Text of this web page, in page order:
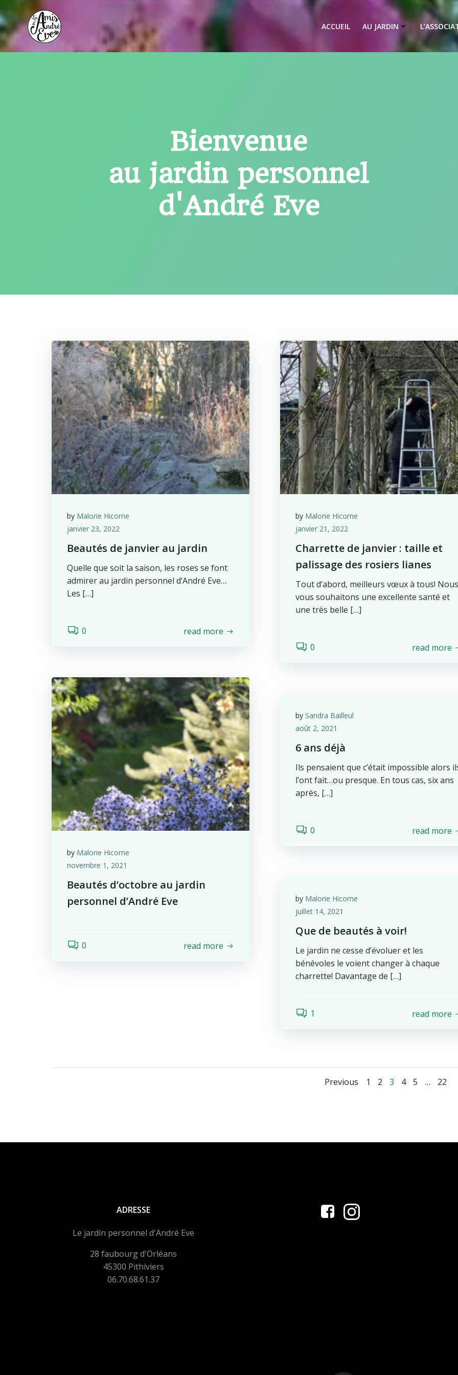
au
contenu
ACCUEIL AU JARDIN
Bienvenue
au jardin personnel
d'André Eve
by Malorie Hicorne
janvier 23, 2022
Beautés de janvier au jardin
Quelle que soit la saison, les roses se font
admirer au jardin personnel d’André Eve…
Les […]
0 read more
by Malorie Hicorne
janvier 21, 2022
Charrette de janvier : taille et
palissage des rosiers lianes
Tout d’abord, meilleurs vœux à tous! Nous
vous souhaitons une excellente santé et
une très belle […]
0 read more
by Malorie Hicorne
novembre 1, 2021
Beautés d’octobre au jardin
personnel d’André Eve
0 read more
by Sandra Bailleul
août 2, 2021
6 ans déjà
Ils pensaient que c’était impossible alors
l’ont fait…ou presque. En tous cas, six ans
après, […]
0 read more
by Malorie Hicorne
juillet 14, 2021
Que de beautés à voir!
Le jardin ne cesse d’évoluer et les
bénévoles le voient changer à chaque
charrette! Davantage de […]
1 read more
Posts
Previous
Posts
Page
1 Page
2 Page
3 Page
4 Page
5 … Page
22
ADRESSE
Le jardin personnel d'André Eve
28 faubourg d'Orléans
45300 Pithiviers
06.70.68.61.37